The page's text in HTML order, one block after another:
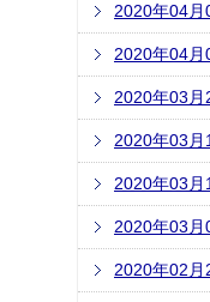
2020年04月
2020年04月
2020年03月
2020年03月
2020年03月
2020年03月
2020年02月